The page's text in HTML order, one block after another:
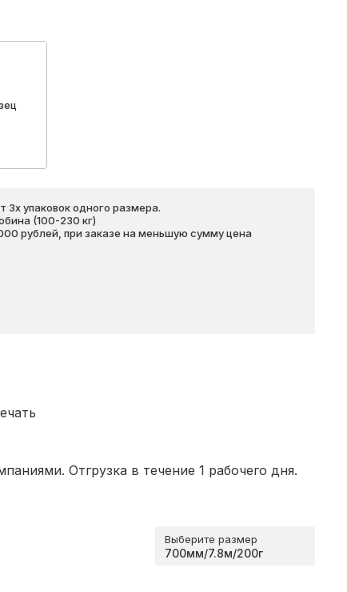
упаковок одного размера.
(100-230 кг)
рублей, при заказе на меньшую сумму цена
Отгрузка в течение 1 рабочего дня.
Выберите размер